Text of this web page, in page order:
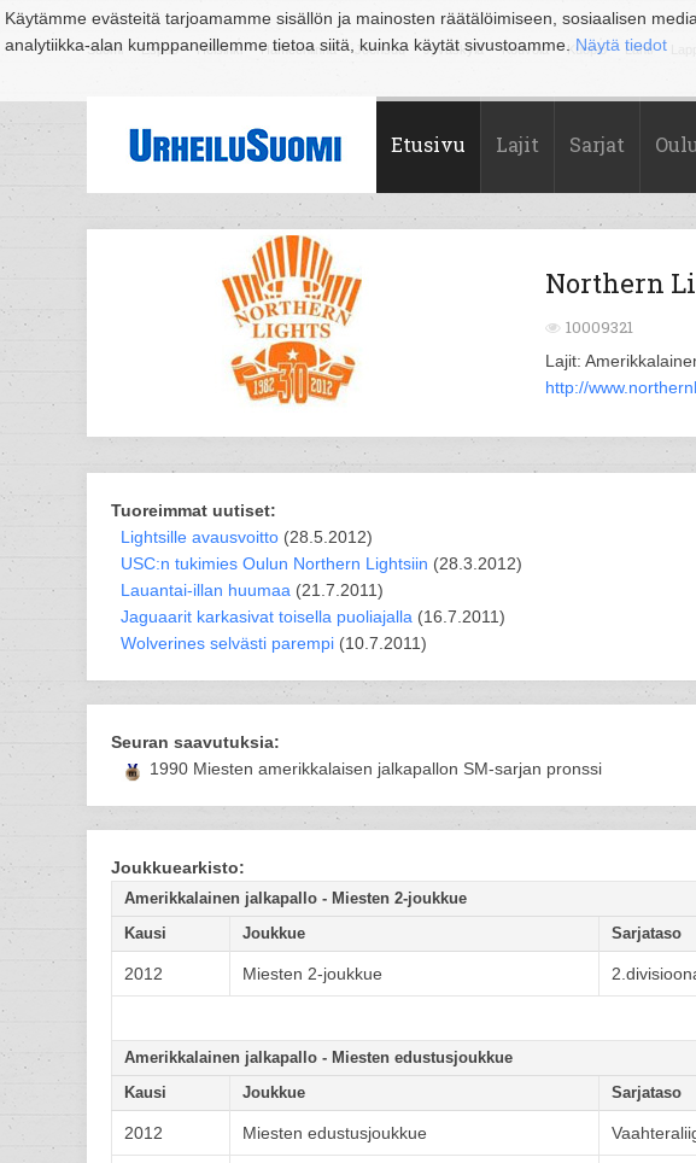
Käytämme evästeitä tarjoamamme sisällön ja mainosten räätälöimiseen, sosiaalisen
analytiikka-alan kumppaneillemme tietoa siitä, kuinka käytät sivustoamme. Näytä tiedot
Suomi Espoo Helsinki Hämeenlinna Joensuu Jyväskylä Kouvola Kuopio Lahti
Etusivu Lajit Sarjat
Northern
10009321
Lajit:
http://
Tuoreimmat uutiset:
Lightsille avausvoitto (28.5.2012)
USC:n tukimies Oulun Northern Lightsiin (28.3.2012)
Lauantai-illan huumaa (21.7.2011)
Jaguaarit karkasivat toisella puoliajalla (16.7.2011)
Wolverines selvästi parempi (10.7.2011)
Seuran saavutuksia:
1990 Miesten amerikkalaisen jalkapallon SM-sarjan pronssi
Joukkuearkisto:
Amerikkalainen jalkapallo - Miesten 2-joukkue
Kausi
Joukkue Sarjataso
2012 Miesten 2-joukkue
Amerikkalainen jalkapallo - Miesten edustusjoukkue
Kausi
Joukkue Sarjataso
2012 Miesten edustusjoukkue